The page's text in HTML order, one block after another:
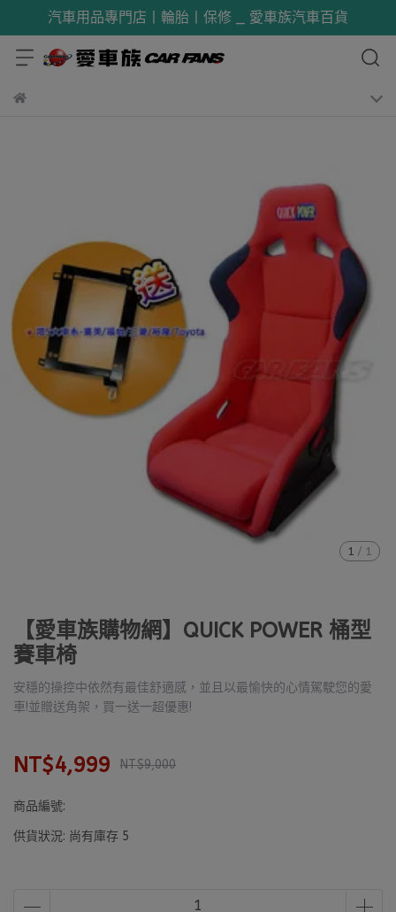
汽車用品專門店丨輪胎丨保修 _ 愛車族汽車百貨
1 / 1
【愛車族購物網】QUICK POWER 桶型
賽車椅
安穩的操控中依然有最佳舒適感，並且以最愉快的心情駕駛您的愛
車!並贈送角架，買一送一超優惠!
NT$4,999 NT$9,000
商品編號:
供貨狀況: 尚有庫存 5